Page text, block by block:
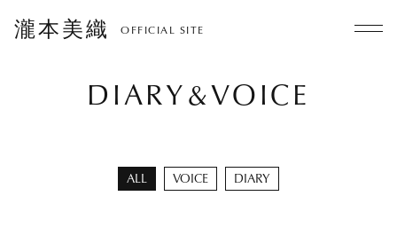
瀧本美織 OFFICIAL SITE
DIARY&VOICE
ALL VOICE DIARY